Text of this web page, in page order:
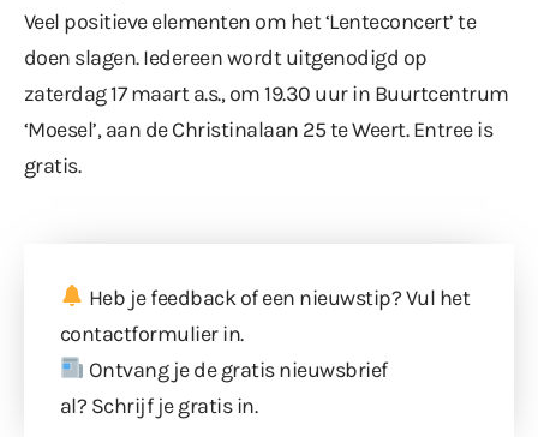
Veel positieve elementen om het ‘Lenteconcert’ te
doen slagen. Iedereen wordt uitgenodigd op
zaterdag 17 maart a.s., om 19.30 uur in Buurtcentrum
‘Moesel’, aan de Christinalaan 25 te Weert. Entree is
gratis.
Heb je feedback of een nieuwstip? Vul het
contactformulierin.
Ontvang je de gratis nieuwsbrief
al? Schrijf je gratis in.